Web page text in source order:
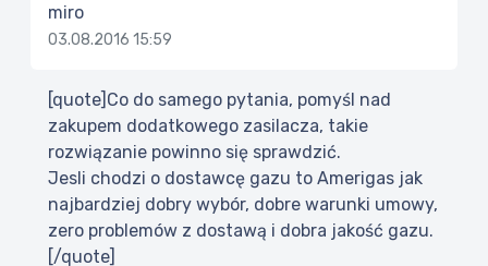
miro
03.08.2016 15:59
[quote]Co do samego pytania, pomyśl nad
zakupem dodatkowego zasilacza, takie
rozwiązanie powinno się sprawdzić.
Jesli chodzi o dostawcę gazu to Amerigas jak
najbardziej dobry wybór, dobre warunki umowy,
zero problemów z dostawą i dobra jakość gazu.
[/quote]